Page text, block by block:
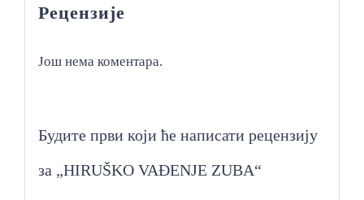
Рецензије
Још нема коментара.
Будите први који ће написати рецензију
за „HIRUŠKO VAĐENJE ZUBA“